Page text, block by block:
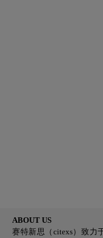
ABOUT US
赛特新思（citexs）致力